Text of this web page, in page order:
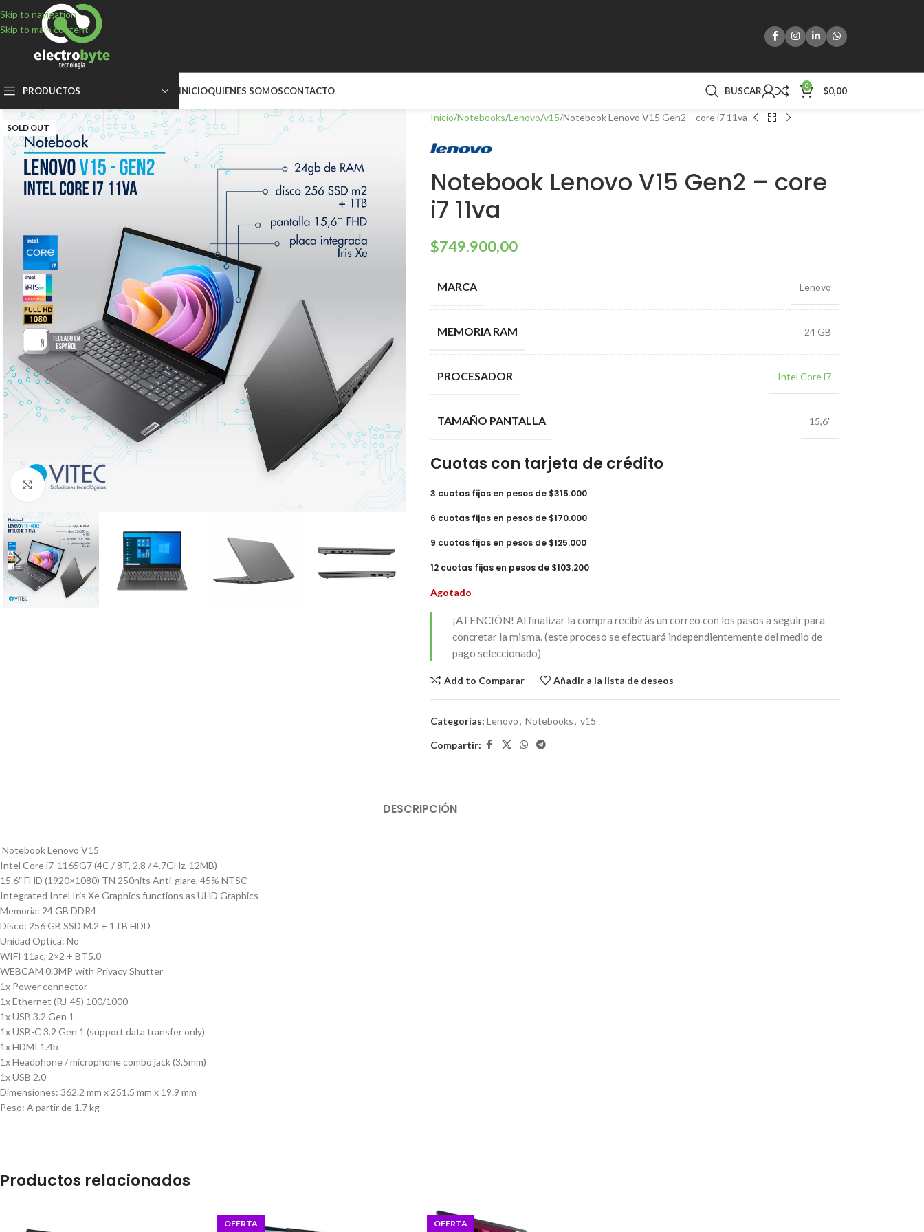
Skip to navigation
Skip to main content
PRODUCTOS INICIOQUIENES SOMOSCONTACTO BUSCAR 0 $0,00
SOLD OUT
Click to enlarge
Inicio Notebooks Lenovo v15 Notebook Lenovo V15 Gen2 – core i7 11va
Notebook Lenovo V15 Gen2 – core
i7 11va
$749.900,00
MARCA Lenovo
MEMORIA RAM 24 GB
PROCESADOR Intel Core i7
TAMAÑO PANTALLA 15,6"
Cuotas con tarjeta de crédito
3 cuotas fijas en pesos de $315.000
6 cuotas fijas en pesos de $170.000
9 cuotas fijas en pesos de $125.000
12 cuotas fijas en pesos de $103.200
Agotado
¡ATENCIÓN! Al finalizar la compra recibirás un correo con los pasos a seguir para
concretar la misma. (este proceso se efectuará independientemente del medio de
pago seleccionado)
Add to Comparar Añadir a la lista de deseos
Categorías: Lenovo, Notebooks, v15
Compartir:
DESCRIPCIÓN
Notebook Lenovo V15
Intel Core i7-1165G7 (4C / 8T, 2.8 / 4.7GHz, 12MB)
15.6″ FHD (1920×1080) TN 250nits Anti-glare, 45% NTSC
Integrated Intel Iris Xe Graphics functions as UHD Graphics
Memoria: 24 GB DDR4
Disco: 256 GB SSD M.2 + 1TB HDD
Unidad Optica: No
WIFI 11ac, 2×2 + BT5.0
WEBCAM 0.3MP with Privacy Shutter
1x Power connector
1x Ethernet (RJ-45) 100/1000
1x USB 3.2 Gen 1
1x USB-C 3.2 Gen 1 (support data transfer only)
1x HDMI 1.4b
1x Headphone / microphone combo jack (3.5mm)
1x USB 2.0
Dimensiones: 362.2 mm x 251.5 mm x 19.9 mm
Peso: A partir de 1.7 kg
Productos relacionados
OFERTA OFERTA